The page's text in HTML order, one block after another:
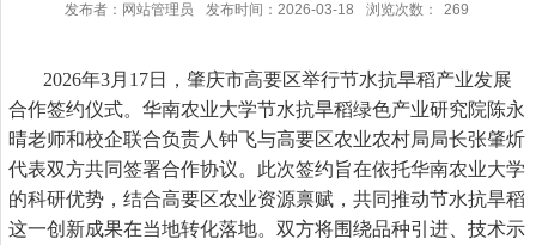
发布者：网站管理员 发布时间：2026-03-18 浏览次数： 269
2026年3月17日，肇庆市高要区举行节水抗旱稻产业发展
合作签约仪式。华南农业大学节水抗旱稻绿色产业研究院陈永
晴老师和校企联合负责人钟飞与高要区农业农村局局长张肇炘
代表双方共同签署合作协议。此次签约旨在依托华南农业大学
的科研优势，结合高要区农业资源禀赋，共同推动节水抗旱稻
这一创新成果在当地转化落地。双方将围绕品种引进、技术示